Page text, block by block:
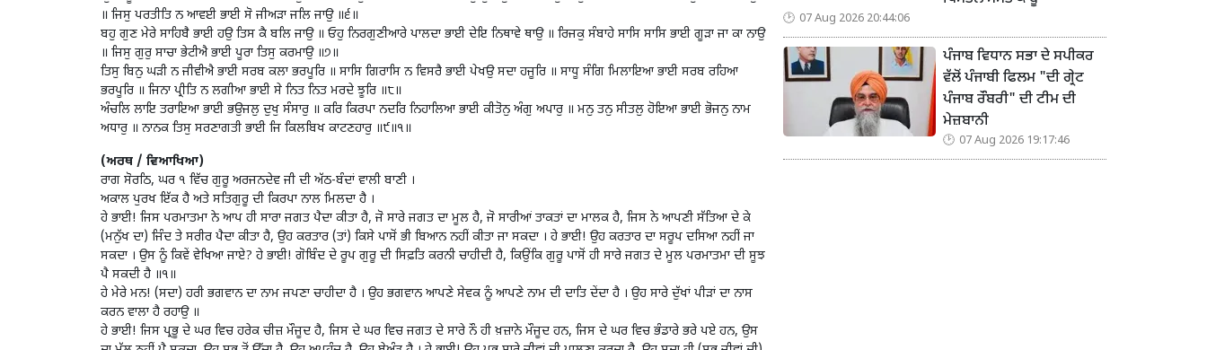
॥ ਜਿਸੁ ਪਰਤੀਤਿ ਨ ਆਵਈ ਭਾਈ ਸੋ ਜੀਅੜਾ ਜਲਿ ਜਾਉ ॥੬॥
ਬਹੁ ਗੁਣ ਮੇਰੇ ਸਾਹਿਬੈ ਭਾਈ ਹਉ ਤਿਸ ਕੈ ਬਲਿ ਜਾਉ ॥ ਓਹੁ ਨਿਰਗੁਣੀਆਰੇ ਪਾਲਦਾ ਭਾਈ ਦੇਇ ਨਿਥਾਵੇ ਥਾਉ ॥ ਰਿਜਕੁ ਸੰਬਾਹੇ ਸਾਸਿ ਸਾਸਿ ਭਾਈ ਗੂੜਾ ਜਾ ਕਾ ਨਾਉ
॥ ਜਿਸੁ ਗੁਰੁ ਸਾਚਾ ਭੇਟੀਐ ਭਾਈ ਪੂਰਾ ਤਿਸੁ ਕਰਮਾਉ ॥੭॥
ਤਿਸੁ ਬਿਨੁ ਘੜੀ ਨ ਜੀਵੀਐ ਭਾਈ ਸਰਬ ਕਲਾ ਭਰਪੂਰਿ ॥ ਸਾਸਿ ਗਿਰਾਸਿ ਨ ਵਿਸਰੈ ਭਾਈ ਪੇਖਉ ਸਦਾ ਹਜੂਰਿ ॥ ਸਾਧੂ ਸੰਗਿ ਮਿਲਾਇਆ ਭਾਈ ਸਰਬ ਰਹਿਆ
ਭਰਪੂਰਿ ॥ ਜਿਨਾ ਪ੍ਰੀਤਿ ਨ ਲਗੀਆ ਭਾਈ ਸੇ ਨਿਤ ਨਿਤ ਮਰਦੇ ਝੂਰਿ ॥੮॥
ਅੰਚਲਿ ਲਾਇ ਤਰਾਇਆ ਭਾਈ ਭਉਜਲੁ ਦੁਖੁ ਸੰਸਾਰੁ ॥ ਕਰਿ ਕਿਰਪਾ ਨਦਰਿ ਨਿਹਾਲਿਆ ਭਾਈ ਕੀਤੋਨੁ ਅੰਗੁ ਅਪਾਰੁ ॥ ਮਨੁ ਤਨੁ ਸੀਤਲੁ ਹੋਇਆ ਭਾਈ ਭੋਜਨੁ ਨਾਮ
ਅਧਾਰੁ ॥ ਨਾਨਕ ਤਿਸੁ ਸਰਣਾਗਤੀ ਭਾਈ ਜਿ ਕਿਲਬਿਖ ਕਾਟਣਹਾਰੁ ॥੯॥੧॥
(ਅਰਥ / ਵਿਆਖਿਆ)
ਰਾਗ ਸੋਰਠਿ, ਘਰ ੧ ਵਿੱਚ ਗੁਰੂ ਅਰਜਨਦੇਵ ਜੀ ਦੀ ਅੱਠ-ਬੰਦਾਂ ਵਾਲੀ ਬਾਣੀ ।
ਅਕਾਲ ਪੁਰਖ ਇੱਕ ਹੈ ਅਤੇ ਸਤਿਗੁਰੂ ਦੀ ਕਿਰਪਾ ਨਾਲ ਮਿਲਦਾ ਹੈ ।
ਹੇ ਭਾਈ! ਜਿਸ ਪਰਮਾਤਮਾ ਨੇ ਆਪ ਹੀ ਸਾਰਾ ਜਗਤ ਪੈਦਾ ਕੀਤਾ ਹੈ, ਜੋ ਸਾਰੇ ਜਗਤ ਦਾ ਮੂਲ ਹੈ, ਜੋ ਸਾਰੀਆਂ ਤਾਕਤਾਂ ਦਾ ਮਾਲਕ ਹੈ, ਜਿਸ ਨੇ ਆਪਣੀ ਸੱਤਿਆ ਦੇ ਕੇ
(ਮਨੁੱਖ ਦਾ) ਜਿੰਦ ਤੇ ਸਰੀਰ ਪੈਦਾ ਕੀਤਾ ਹੈ, ਉਹ ਕਰਤਾਰ (ਤਾਂ) ਕਿਸੇ ਪਾਸੋਂ ਭੀ ਬਿਆਨ ਨਹੀਂ ਕੀਤਾ ਜਾ ਸਕਦਾ । ਹੇ ਭਾਈ! ਉਹ ਕਰਤਾਰ ਦਾ ਸਰੂਪ ਦਸਿਆ ਨਹੀਂ ਜਾ
ਸਕਦਾ । ਉਸ ਨੂੰ ਕਿਵੇਂ ਵੇਖਿਆ ਜਾਏ? ਹੇ ਭਾਈ! ਗੋਬਿੰਦ ਦੇ ਰੂਪ ਗੁਰੂ ਦੀ ਸਿਫ਼ਤਿ ਕਰਨੀ ਚਾਹੀਦੀ ਹੈ, ਕਿਉਂਕਿ ਗੁਰੂ ਪਾਸੋਂ ਹੀ ਸਾਰੇ ਜਗਤ ਦੇ ਮੂਲ ਪਰਮਾਤਮਾ ਦੀ ਸੂਝ
ਪੈ ਸਕਦੀ ਹੈ ॥੧॥
ਹੇ ਮੇਰੇ ਮਨ! (ਸਦਾ) ਹਰੀ ਭਗਵਾਨ ਦਾ ਨਾਮ ਜਪਣਾ ਚਾਹੀਦਾ ਹੈ । ਉਹ ਭਗਵਾਨ ਆਪਣੇ ਸੇਵਕ ਨੂੰ ਆਪਣੇ ਨਾਮ ਦੀ ਦਾਤਿ ਦੇਂਦਾ ਹੈ । ਉਹ ਸਾਰੇ ਦੁੱਖਾਂ ਪੀੜਾਂ ਦਾ ਨਾਸ
ਕਰਨ ਵਾਲਾ ਹੈ ਰਹਾਉ ॥
ਹੇ ਭਾਈ! ਜਿਸ ਪ੍ਰਭੂ ਦੇ ਘਰ ਵਿਚ ਹਰੇਕ ਚੀਜ਼ ਮੌਜੂਦ ਹੈ, ਜਿਸ ਦੇ ਘਰ ਵਿਚ ਜਗਤ ਦੇ ਸਾਰੇ ਨੌ ਹੀ ਖ਼ਜ਼ਾਨੇ ਮੌਜੂਦ ਹਨ, ਜਿਸ ਦੇ ਘਰ ਵਿਚ ਭੰਡਾਰੇ ਭਰੇ ਪਏ ਹਨ, ਉਸ
07 Aug 2026 20:44:06
ਪੰਜਾਬ ਵਿਧਾਨ ਸਭਾ ਦੇ ਸਪੀਕਰ
ਵੱਲੋਂ ਪੰਜਾਬੀ ਫਿਲਮ "ਦੀ ਗ੍ਰੇਟ
ਪੰਜਾਬ ਰੌਬਰੀ" ਦੀ ਟੀਮ ਦੀ
ਮੇਜ਼ਬਾਨੀ
07 Aug 2026 19:17:46